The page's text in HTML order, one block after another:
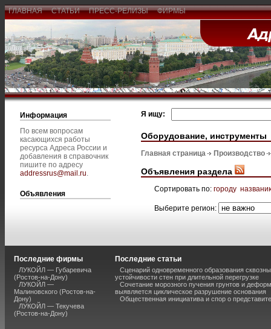
ГЛАВНАЯ СТАТЬИ ПРЕСС-РЕЛИЗЫ ФИРМЫ
Информация
По всем вопросам
касающихся работы
ресурса Адреса России и
добавления в справочник
пишите по адресу
addressrus@mail.ru.
Объявления
Я ищу:
Оборудование, инструменты
Главная страница Производство
Объявления раздела
Сортировать по: городу
Выберите регион:
Последние фирмы
ЛУКОЙЛ — Губаревича
(Ростов-на-Дону)
ЛУКОЙЛ —
Малиновского (Ростов-на-
Дону)
ЛУКОЙЛ — Текучева
(Ростов-на-Дону)
Последние статьи
Сценарий одновременного образования
устойчивости стен при длительной перегрузке
Сочетание морозного пучения грунтов и
выявляется циклическое разрушение основания
Общественная инициатива и спор о